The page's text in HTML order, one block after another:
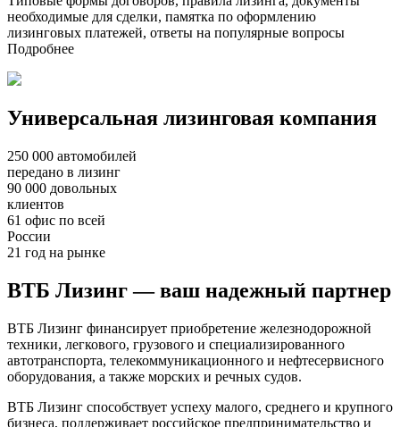
необходимые для сделки, памятка по оформлению
лизинговых платежей, ответы на популярные вопросы
Подробнее
Универсальная лизинговая компания
250 000 автомобилей
передано в лизинг
90 000 довольных
клиентов
61 офис по всей
России
21 год на рынке
ВТБ Лизинг — ваш надежный партнер
ВТБ Лизинг финансирует приобретение железнодорожной
техники, легкового, грузового и специализированного
автотранспорта, телекоммуникационного и нефтесервисного
оборудования, а также морских и речных судов.
ВТБ Лизинг способствует успеху малого, среднего и крупного
бизнеса, поддерживает российское предпринимательство и